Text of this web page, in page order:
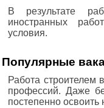
В результате
иностранных
условия.
Популярные
Работа строителем
профессий. Даже
постепенно освоить